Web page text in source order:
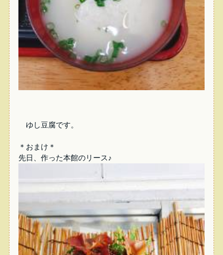
ゆし豆腐です。
＊おまけ＊
先日、作った本館のリース♪